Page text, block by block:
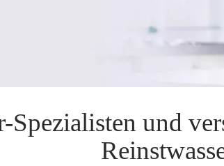
Spezialisten und